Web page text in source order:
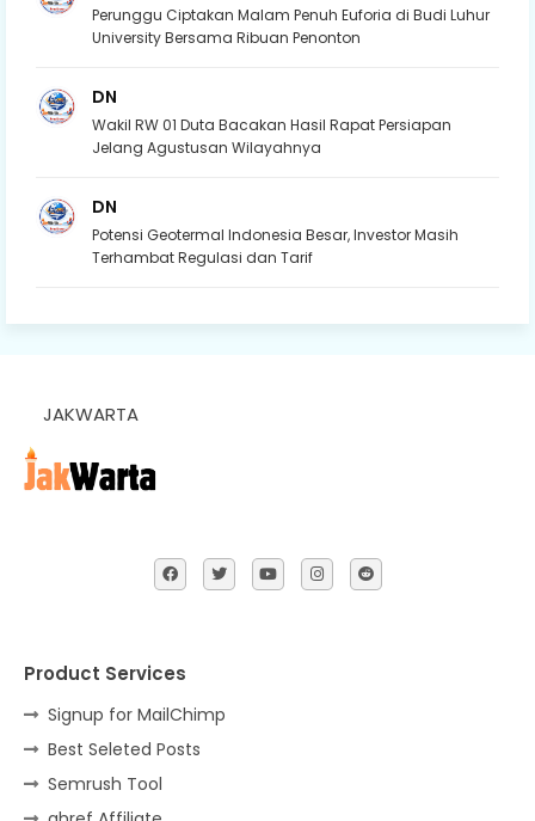
Perunggu Ciptakan Malam Penuh Euforia di Budi Luhur
University Bersama Ribuan Penonton
DN
Wakil RW 01 Duta Bacakan Hasil Rapat Persiapan
Jelang Agustusan Wilayahnya
DN
Potensi Geotermal Indonesia Besar, Investor Masih
Terhambat Regulasi dan Tarif
JAKWARTA
Product Services
Signup for MailChimp
Best Seleted Posts
Semrush Tool